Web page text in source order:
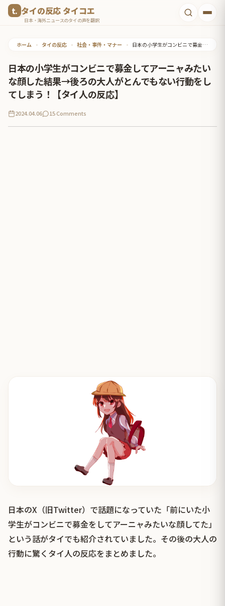
タイの反応 タイコエ
日本・海外ニュースのタイの声を翻訳
ホーム • タイの反応 • 社会・事件・マナー • 日本の小学生がコンビニで募金してアーニャみたいな顔した結果→後ろの大人がとんでもない行動をしてしまう！【タイ人の反応】
日本の小学生がコンビニで募金してアーニャみたい
な顔した結果→後ろの大人がとんでもない行動をし
てしまう！【タイ人の反応】
2024.04.06 15 Comments
日本のX（旧Twitter）で話題になっていた「前にいた小
学生がコンビニで募金をしてアーニャみたいな顔してた」
という話がタイでも紹介されていました。その後の大人の
行動に驚くタイ人の反応をまとめました。